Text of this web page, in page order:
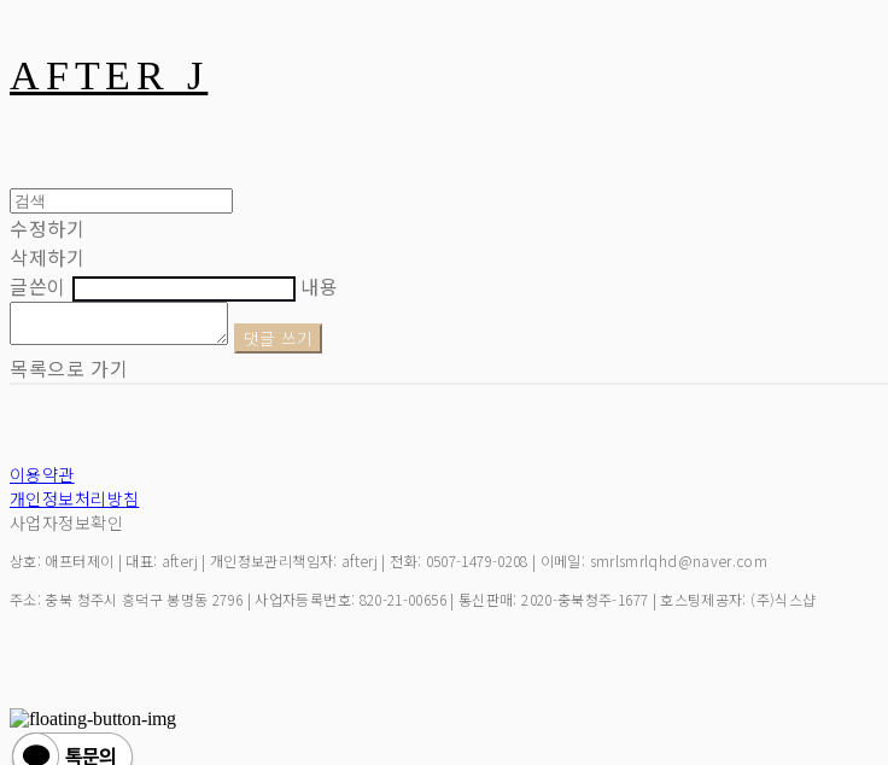
AFTER J
수정하기
삭제하기
글쓴이
내용
댓글 쓰기
목록으로 가기
이용약관
개인정보처리방침
사업자정보확인
상호: 애프터제이 | 대표: afterj | 개인정보관리책임자: afterj | 전화: 0507-1479-0208 | 이메일: smrlsmrlqhd@naver.com
주소: 충북 청주시 흥덕구 봉명동 2796 | 사업자등록번호: 820-21-00656| 통신판매:2020-충북청주-1677 | 호스팅제공자: (주)식스샵